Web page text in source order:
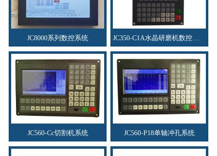
JC8000系列数控系统 JC350-C1A水晶研磨机数控系统
JC560-Cc切割机系统 JC560-P18单轴冲孔系统